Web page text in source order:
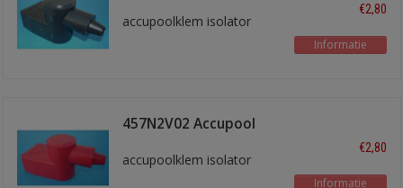
accupoolklem isolator
€2,80
Informatie
457N2V02 Accupool
accupoolklem isolator
€2,80
Informatie